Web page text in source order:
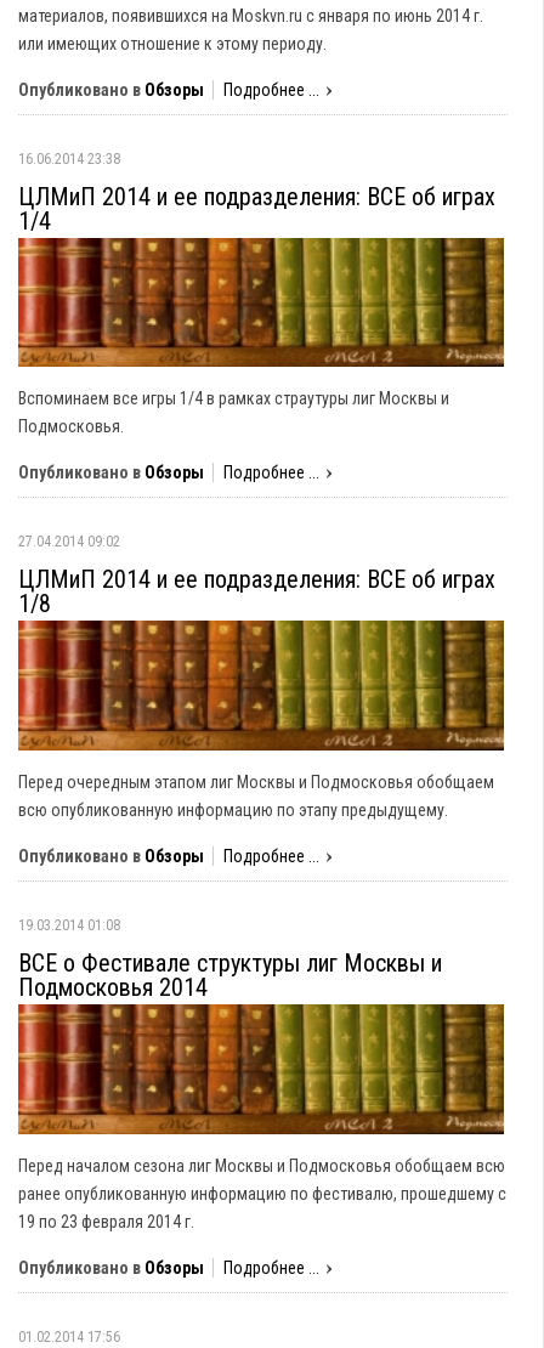
материалов, появившихся на Moskvn.ru с января по июнь 2014 г.
или имеющих отношение к этому периоду.
Опубликовано в Обзоры Подробнее ...
16.06.2014 23:38
ЦЛМиП 2014 и ее подразделения: ВСЕ об играх
1/4
Вспоминаем все игры 1/4 в рамках страутуры лиг Москвы и
Подмосковья.
Опубликовано в Обзоры Подробнее ...
27.04.2014 09:02
ЦЛМиП 2014 и ее подразделения: ВСЕ об играх
1/8
Перед очередным этапом лиг Москвы и Подмосковья обобщаем
всю опубликованную информацию по этапу предыдущему.
Опубликовано в Обзоры Подробнее ...
19.03.2014 01:08
ВСЕ о Фестивале структуры лиг Москвы и
Подмосковья 2014
Перед началом сезона лиг Москвы и Подмосковья обобщаем всю
ранее опубликованную информацию по фестивалю, прошедшему с
19 по 23 февраля 2014 г.
Опубликовано в Обзоры Подробнее ...
01.02.2014 17:56